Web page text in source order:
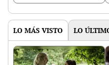
gastronomía"
LO MÁS VISTO LO